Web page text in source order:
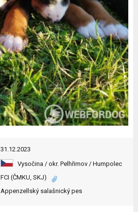
31.12.2023
Vysočina / okr. Pelhřimov / Humpolec
FCI (ČMKU, SKJ)
Appenzellský salašnický pes